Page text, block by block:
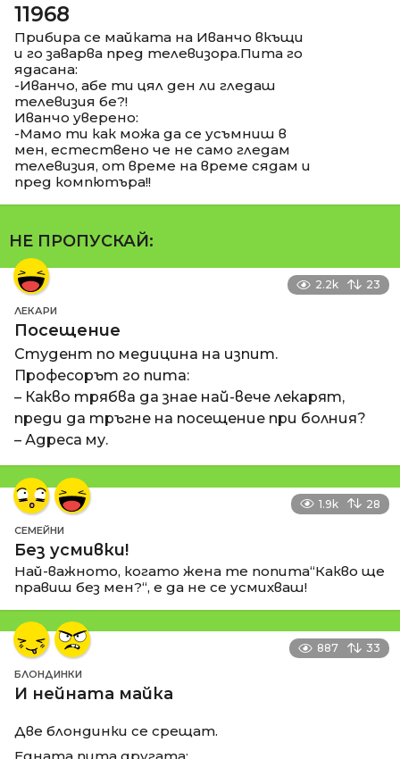
11968
Прибира се майката на Иванчо вкъщи
и го заварва пред телевизора.Пита го
ядасана:
-Иванчо, абе ти цял ден ли гледаш
телевизия бе?!
Иванчо уверено:
-Мамо ти как можа да се усъмниш в
мен, естествено че не само гледам
телевизия, от време на време сядам и
пред компютъра!!
НЕ ПРОПУСКАЙ:
2.2k 23
ЛЕКАРИ
Посещение
Студент по медицина на изпит.
Професорът го пита:
– Какво трябва да знае най-вече лекарят,
преди да тръгне на посещение при болния?
– Адреса му.
1.9k 28
СЕМЕЙНИ
Без усмивки!
Най-важното, когато жена те попита“Какво ще
правиш без мен?“, е да не се усмихваш!
887 33
БЛОНДИНКИ
И нейната майка
Две блондинки се срещат.